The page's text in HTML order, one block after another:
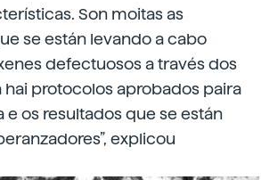
Son moitas as
se están levando a cabo
defectuosos a través dos
hai protocolos aprobados paira
e os resultados que se están
explicou